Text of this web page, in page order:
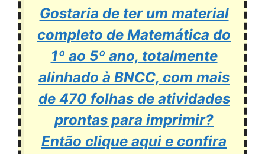
Gostaria de ter um material
completo de Matemática do
1º ao 5º ano, totalmente
alinhado à BNCC, com mais
de 470 folhas de atividades
prontas para imprimir?
Então clique aqui e confira